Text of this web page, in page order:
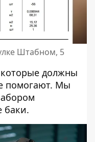
Штабном, 5
должны
помогают. Мы
баки.